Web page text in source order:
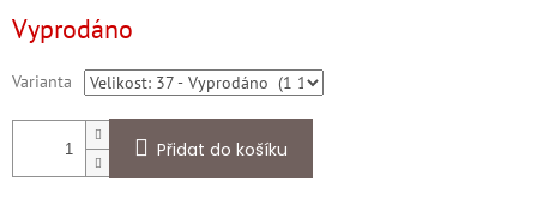
cena:
Vyprodáno
Varianta
Přidat do košíku